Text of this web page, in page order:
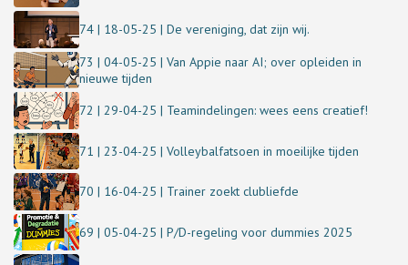
74 | 18-05-25 | De vereniging, dat zijn wij.
73 | 04-05-25 | Van Appie naar AI; over opleiden in
nieuwe tijden
72 | 29-04-25 | Teamindelingen: wees eens creatief!
71 | 23-04-25 | Volleybalfatsoen in moeilijke tijden
70 | 16-04-25 | Trainer zoekt clubliefde
69 | 05-04-25 | P/D-regeling voor dummies 2025